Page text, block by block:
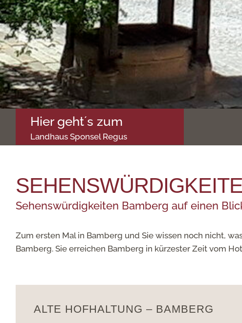
Hier geht´s zum
Landhaus Sponsel Regus
Sehenswürdigkeiten Bamberg auf einen
Zum ersten Mal in Bamberg und Sie wissen noch nicht,
Bamberg. Sie erreichen Bamberg in kürzester Zeit vom
ALTE HOFHALTUNG – BAMBERG